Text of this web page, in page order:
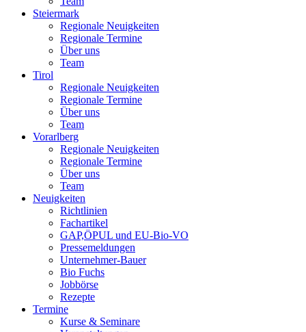
Steiermark
Regionale Neuigkeiten
Regionale Termine
Über uns
Team
Tirol
Regionale Neuigkeiten
Regionale Termine
Über uns
Team
Vorarlberg
Regionale Neuigkeiten
Regionale Termine
Über uns
Team
Neuigkeiten
Richtlinien
Fachartikel
GAP,ÖPUL und EU-Bio-VO
Pressemeldungen
Unternehmer-Bauer
Bio Fuchs
Jobbörse
Rezepte
Termine
Kurse & Seminare